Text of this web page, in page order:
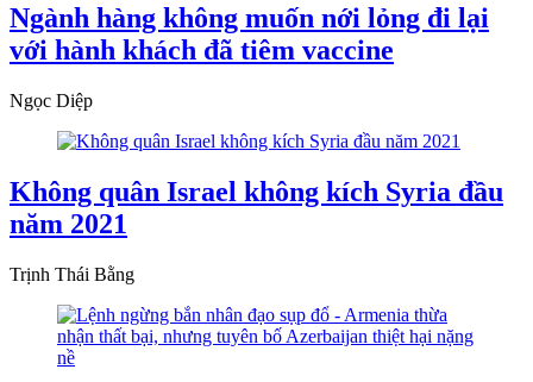
Ngành hàng không muốn nới lỏng đi lại
với hành khách đã tiêm vaccine
Ngọc Diệp
Không quân Israel không kích Syria đầu
năm 2021
Trịnh Thái Bằng